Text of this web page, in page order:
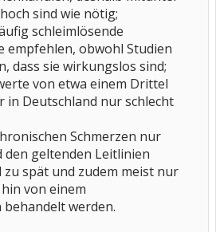
sind wie nötig;
schleimlösende
empfehlen, obwohl Studien
dass sie wirkungslos sind;
von etwa einem Drittel
in Deutschland nur schlecht
Schmerzen nur
geltenden Leitlinien
spät und zudem meist nur
von einem
werden.